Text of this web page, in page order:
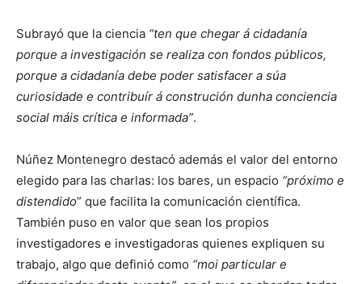
Subrayó que la ciencia “ten que chegar á cidadanía
porque a investigación se realiza con fondos públicos,
porque a cidadanía debe poder satisfacer a súa
curiosidade e contribuír á construción dunha conciencia
social máis crítica e informada”.
Núñez Montenegro destacó además el valor del entorno
elegido para las charlas: los bares, un espacio “próximo e
distendido” que facilita la comunicación científica.
También puso en valor que sean los propios
investigadores e investigadoras quienes expliquen su
trabajo, algo que definió como “moi particular e